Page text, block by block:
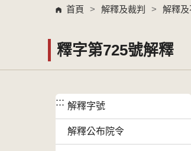
首頁 > 解釋及裁判 > 解釋
釋字第725號解釋
::: 解釋字號
解釋公布院令